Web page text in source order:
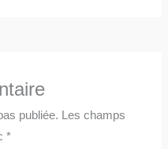
publiée.
Les champs
*